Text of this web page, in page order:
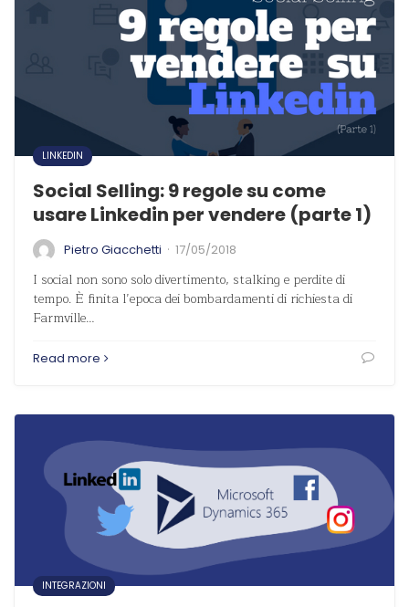
LINKEDIN
Social Selling: 9 regole su come
usare Linkedin per vendere (parte 1)
Pietro Giacchetti · 17/05/2018
I social non sono solo divertimento, stalking e perdite di
tempo. È finita l’epoca dei bombardamenti di richiesta di
Farmville…
Read more
INTEGRAZIONI